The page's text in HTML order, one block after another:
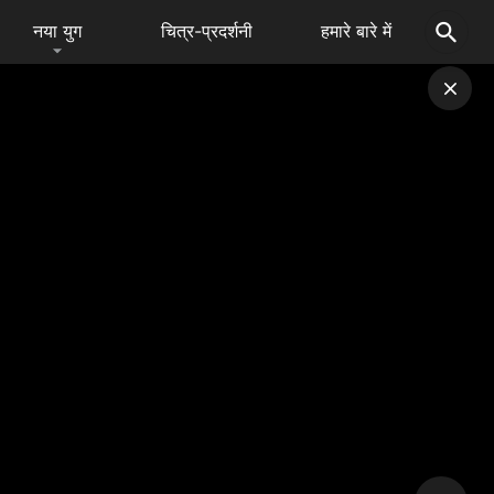
नया युग चित्र-प्रदर्शनी हमारे बारे में